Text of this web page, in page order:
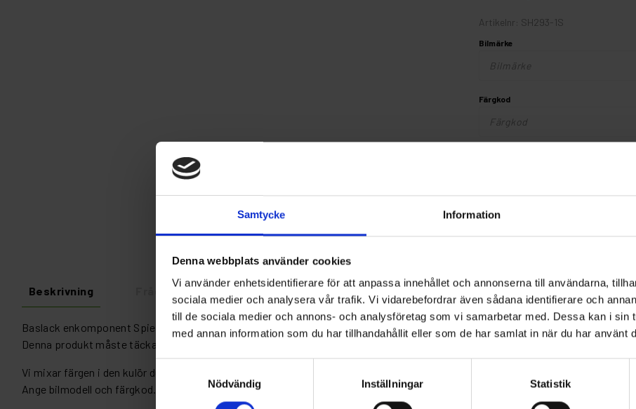
Samtycke Information
Denna webbplats använder cookies
Vi använder enhetsidentifierare för att anpassa innehållet och annonserna till användarna,
sociala medier och analysera vår trafik. Vi vidarebefordrar även sådana identifierare och
till de sociala medier och annons- och analysföretag som vi samarbetar med. Dessa kan i sin
med annan information som du har tillhandahållit eller som de har samlat in när du har använt
Nödvändig
Inställningar Statistik
Artikelnr: SH293-1S
Bilmärke
Färgkod
Beskrivning Fråga om produkt Recensioner
Baslack enkomponent Spies Hecker av högsta kvalitet.
Denna produkt måste täckas med klarlack.
Vi mixar färgen i den kulör du önskar.
Ange bilmodell och färgkod.